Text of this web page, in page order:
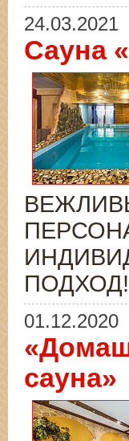
24.03.2021
Сауна
ПОДХОД!
01.12.2020
сауна»